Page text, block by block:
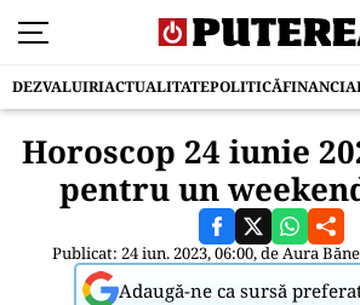
DEZVALUIRIACTUALITATEPOLITICĂ
Horoscop 24 iunie
pentru un
Publicat: 24 iun. 2023, 06:00, deAura
Adaugă-ne ca sursă